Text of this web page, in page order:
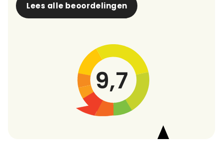
Lees alle beoordelingen
9,7